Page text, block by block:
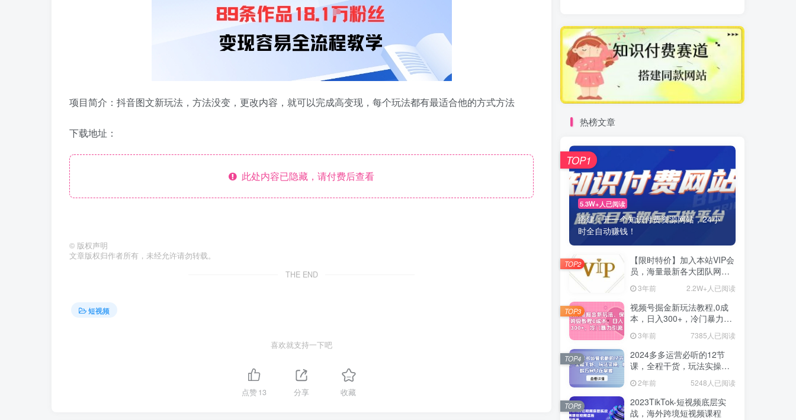
项目简介：抖音图文新玩法，方法没变，更改内容，就可以完成高变现，每个玩法都有最适合他的方式方法
下载地址：
此处内容已隐藏，请付费后查看
© 版权声明
文章版权归作者所有，未经允许请勿转载。
THE END
短视频
喜欢就支持一下吧
点赞13 分享 收藏
热榜文章
5.3W+人已阅读
搭建：开一个知识付费资源网站，24小
时全自动赚钱！
TOP1
【限时特价】加入本站VIP会
员，海量最新各大团队网赚
内部教程全免费，每天持续
更新！
3年前 2.2W+人已阅读
TOP2
视频号掘金新玩法教程,0成
本，日入300+，冷门暴力引
流 3年前 7385人已阅读
TOP3
2024多多运营必听的12节
课，全程干货，玩法实操，
爆款方案尽在掌握
2年前 5248人已阅读
TOP4
2023TikTok-短视频底层实
战，海外跨境短视频课程
TOP5